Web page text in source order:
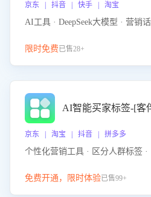
京东 | 抖音 | 快手 | 淘宝
AI工具 · DeepSeek大模型 · 营销
限时免费已售28+
AI智能买家标签-[客
京东 | 淘宝 | 抖音 | 拼多多
个性化营销工具 · 区分人群标签
免费开通，限时体验已售99+